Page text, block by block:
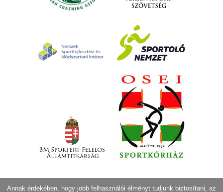
Annak érdekében, hogy jobb felhasználói élményt tudjunk biztosítani, az